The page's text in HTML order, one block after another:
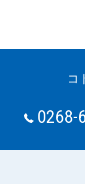
コ
0268-